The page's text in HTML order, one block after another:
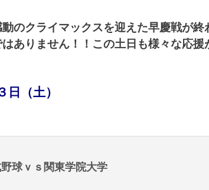
のクライマックスを迎えた早慶戦が
ありません！！この土日も様々な応
日（土）
球ｖｓ関東学院大学